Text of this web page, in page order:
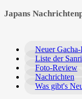
Japans
Neuer
Liste der
Foto-Review
Nachrichten
Was gibt's